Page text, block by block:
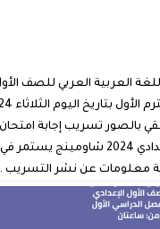
بالصور تسريب إجابة امتحان
للصف الأول الاعدادي 2024
معلومات عن نشر التسريب .